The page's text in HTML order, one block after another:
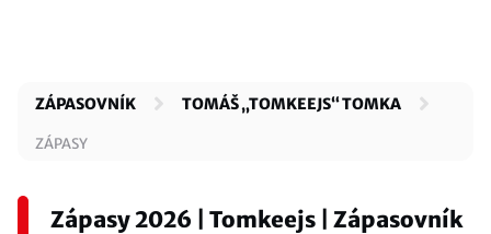
ZÁPASOVNÍK TOMÁŠ „TOMKEEJS“ TOMKA
ZÁPASY
Zápasy 2026 | Tomkeejs | Zápasovník